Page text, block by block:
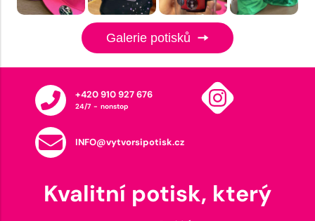
Galerie potisků
+420 910 927 676
24/7 - nonstop
INFO@vytvorsipotisk.cz
Kvalitní potisk, který